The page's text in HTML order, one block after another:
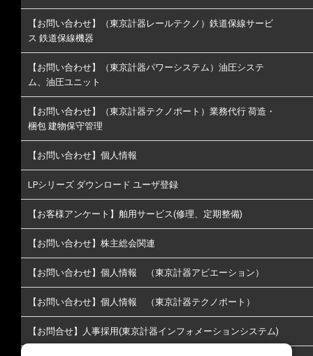
【お問い合わせ】（東京計器レールテクノ）鉄道保線サービ
ス 鉄道保線機器
【お問い合わせ】（東京計器パワーシステム）油圧システ
ム、油圧ユニット
【お問い合わせ】（東京計器テクノポート）業務代行 荷造・
梱包 建物保守管理
【お問い合わせ】個人情報
LPシリーズ ダウンロード ユーザ登録
【お客様アンケート】舶用サービス(修理、定期整備)
【お問い合わせ】株主総会関連
【お問い合わせ】個人情報 （東京計器アビエーション）
【お問い合わせ】個人情報 （東京計器テクノポート）
【お問合せ】人事採用(東京計器インフォメーションシステム)